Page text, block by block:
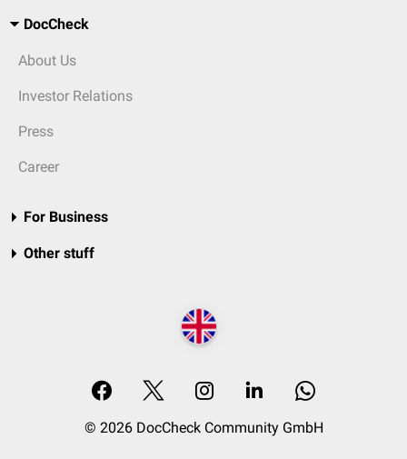
DocCheck
About Us
Investor Relations
Press
Career
For Business
Other stuff
© 2026 DocCheck Community GmbH